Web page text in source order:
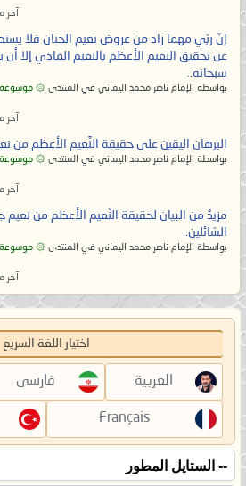
وَأَنفَقُوا مِمَّا رَزَقْنَاهُمْ
وَيَدْرَءُونَ بِالْحَسَنَةِ
عُقْبَى الدَّارِ
وَمَن صَلَحَ مِنْ آبَائِهِمْ
وَالْمَلَائِكَةُ يَدْخُلُونَ
﴿٢٣﴾ سَلَامٌ عَلَيْكُم بِمَا
الدَّارِ ﴿٢٤﴾}
صدق الله
والسؤال الذي يطرح
الألباب؟ والجواب: إنّهم
الذين من قبلهم الاتّباع
بصيرة الداعية إلى
تقرّها أم تنكرها لكونها
عن التمييز بين الحقّ
فسوف يسألكم الله عن
تتّبعوا الحقّ من
يسألكم الله عن عقولكم لو
من الذين يقولون على
برهان من ربّهم إلا اتّباع
آخر
إنّ ربّي مهما زاد من عروض نعيم الجنان فلا
عن تحقيق النعيم الأعظم بالنعيم المادي إلا
سبحانه..
بواسطة الإمام ناصر محمد اليماني في المنتدى ۞ موسوعة
آخر
البرهان اليقين على حقيقة النَّعيم الأعظم من
بواسطة الإمام ناصر محمد اليماني في المنتدى ۞ موسوعة
آخر
مزيدٌ من البيان لحقيقة النّعيم الأعظم من نعيم
السّائلين..
بواسطة الإمام ناصر محمد اليماني في المنتدى ۞ موسوعة
آخر
اختيار اللغة السريع
العربية فارسی
Français